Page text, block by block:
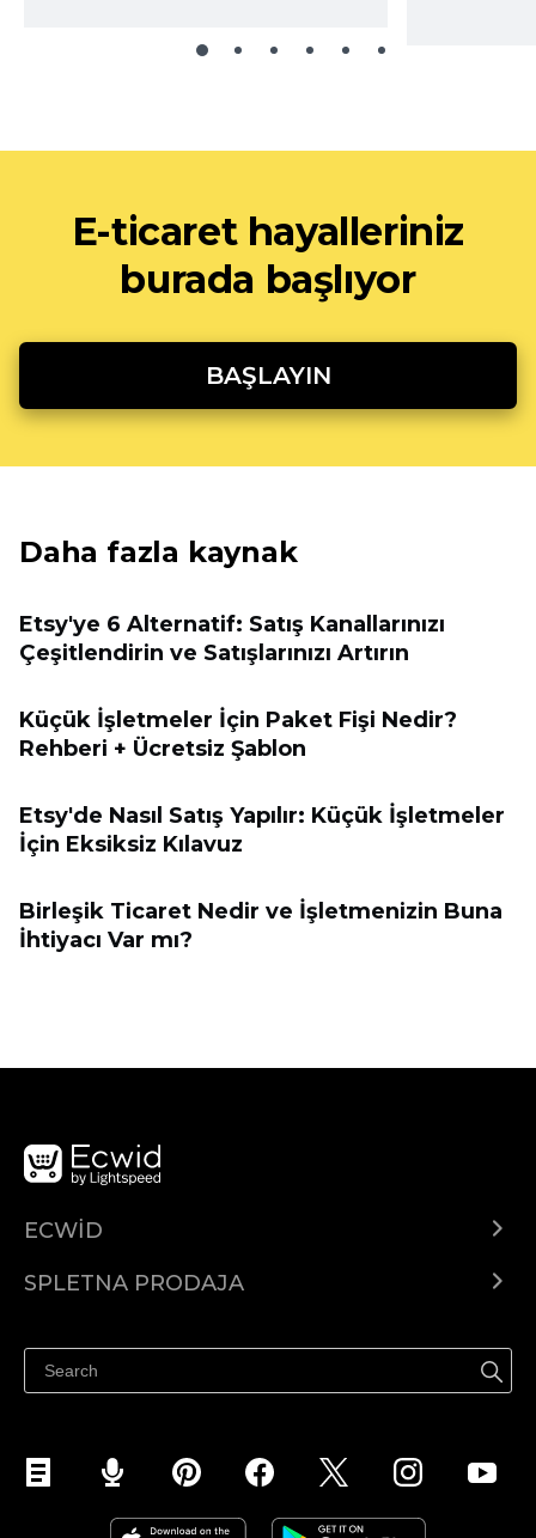
E-ticaret hayalleriniz
burada başlıyor
BAŞLAYIN
Daha fazla kaynak
Etsy'ye 6 Alternatif: Satış Kanallarınızı
Çeşitlendirin ve Satışlarınızı Artırın
Küçük İşletmeler İçin Paket Fişi Nedir?
Rehberi + Ücretsiz Şablon
Etsy'de Nasıl Satış Yapılır: Küçük İşletmeler
İçin Eksiksiz Kılavuz
Birleşik Ticaret Nedir ve İşletmenizin Buna
İhtiyacı Var mı?
ECWID
SPLETNA PRODAJA
Prodaja na Instagramu